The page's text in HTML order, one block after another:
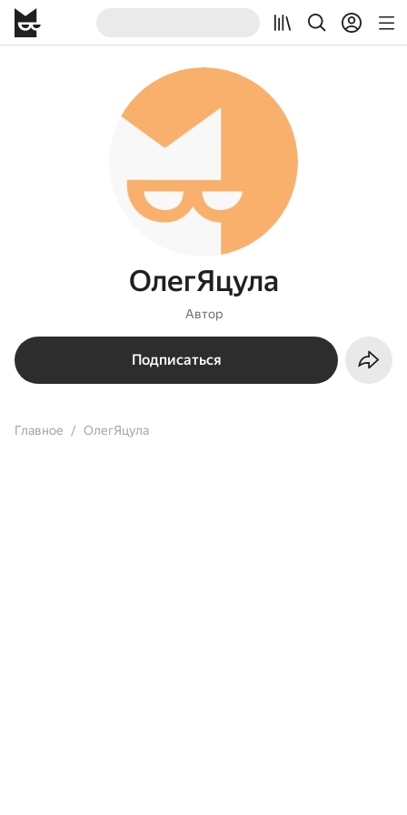
ОлегЯцула
Автор
Подписаться
Главное ОлегЯцула